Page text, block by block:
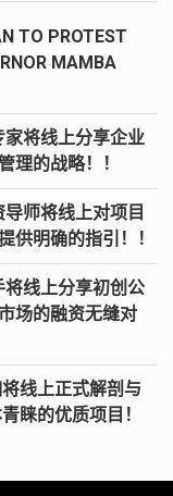
TO PROTEST
MAMBA
将线上分享企业
理的战略！！
师将线上对项目
供明确的指引！！
线上分享初创公
场的融资无缝对
线上正式解剖与
睐的优质项目！